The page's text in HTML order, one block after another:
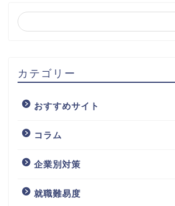
カテゴリー
おすすめサイト
コラム
企業別対策
就職難易度